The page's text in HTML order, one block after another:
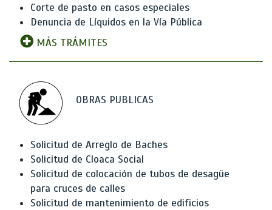
Corte de pasto en casos especiales
Denuncia de Líquidos en la Vía Pública
MÁS TRÁMITES
OBRAS PUBLICAS
Solicitud de Arreglo de Baches
Solicitud de Cloaca Social
Solicitud de colocación de tubos de desagüe
para cruces de calles
Solicitud de mantenimiento de edificios